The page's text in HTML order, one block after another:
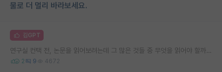
물로 더 멀리 바라보세요.
김GPT
연구실 컨택 전, 논문을 읽어보려는데 그 많은 것들 중 무엇을 읽어야 할까요?
2 9 4672